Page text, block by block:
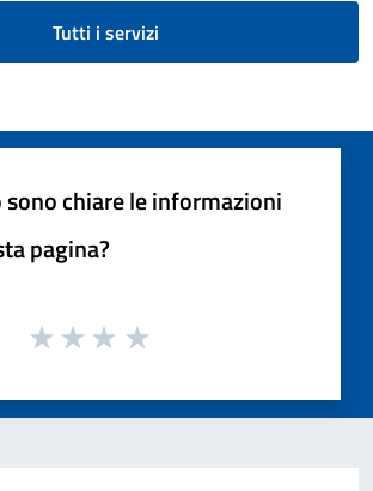
Tutti i servizi
sono chiare le informazioni
pagina?